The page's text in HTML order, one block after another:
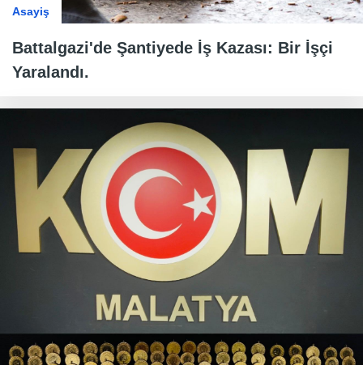
Asayiş
Battalgazi'de Şantiyede İş Kazası: Bir İşçi
Yaralandı.